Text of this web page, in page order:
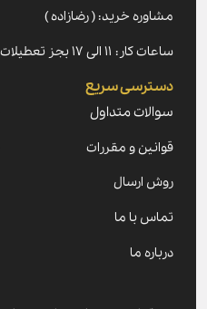
مشاوره خرید: ( رضازاده )
ساعات کار: ۱۱ الی ۱۷ بجز تعطیلات
دسترسی سریع
سوالات متداول
قوانین و مقررات
روش ارسال
تماس با ما
درباره ما